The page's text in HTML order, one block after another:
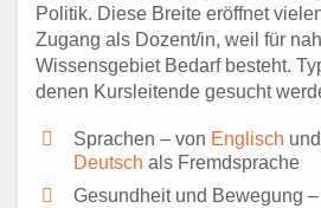
Politik. Diese Breite eröffnet
Zugang als Dozent/in, weil für
Wissensgebiet Bedarf besteht.
denen Kursleitende gesucht
Sprachen – von Englisch
Deutsch als Fremdsprache
Gesundheit und Bewegung –